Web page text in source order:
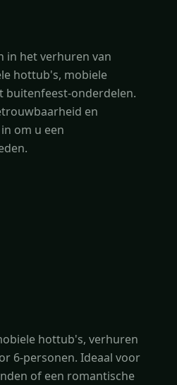
in het verhuren van
hottub's, mobiele
buitenfeest-onderdelen.
en
om u een
hottub's, verhuren
6-personen. Ideaal voor
of een romantische